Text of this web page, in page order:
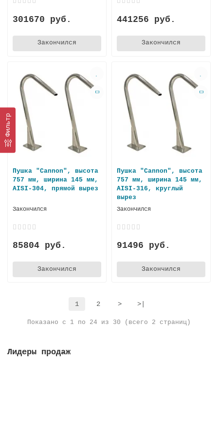
Фильтр
301670 руб.
Закончился
441256 руб.
Закончился
Пушка "Cannon", высота
757 мм, ширина 145 мм,
AISI-304, прямой вырез
Закончился
85804 руб.
Закончился
Пушка "Cannon", высота
757 мм, ширина 145 мм,
AISI-316, круглый
вырез
Закончился
91496 руб.
Закончился
1 2 > >|
Показано с 1 по 24 из 30 (всего 2 страниц)
Лидеры продаж